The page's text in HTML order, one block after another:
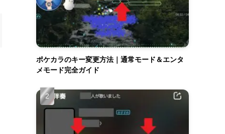
ポケカラのキー変更方法｜通常モード＆エンタ
メモード完全ガイド